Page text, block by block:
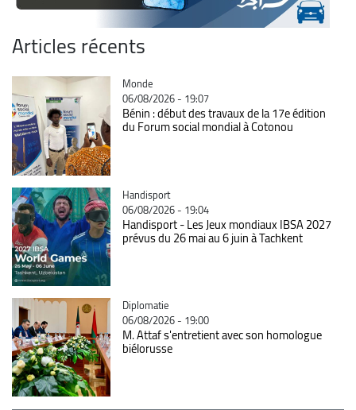
Articles récents
Catégorie
Monde
06/08/2026 - 19:07
Bénin : début des travaux de la 17e édition
du Forum social mondial à Cotonou
Catégorie
Handisport
06/08/2026 - 19:04
Handisport - Les Jeux mondiaux IBSA 2027
prévus du 26 mai au 6 juin à Tachkent
Catégorie
Diplomatie
06/08/2026 - 19:00
M. Attaf s'entretient avec son homologue
biélorusse